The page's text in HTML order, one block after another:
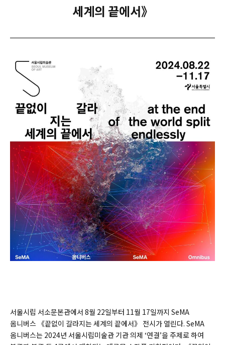
세계의 끝에서》
서울시립 서소문본관에서 8월 22일부터 11월 17일까지 SeMA
옴니버스 《끝없이 갈라지는 세계의 끝에서》 전시가 열린다. SeMA
옴니버스는 2024년 서울시립미술관 기관 의제 ‘연결’을 주제로 하여